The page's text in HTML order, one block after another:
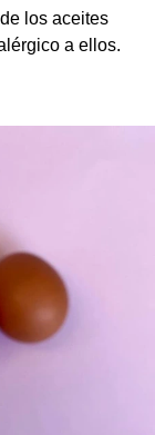
los aceites
a ellos.